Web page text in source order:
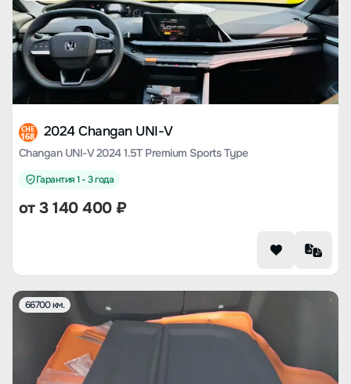
CHE
168 2024 Changan UNI-V
Changan UNI-V 2024 1.5T Premium Sports Type
Гарантия 1 - 3 года
от3 140 400₽
66700 км.